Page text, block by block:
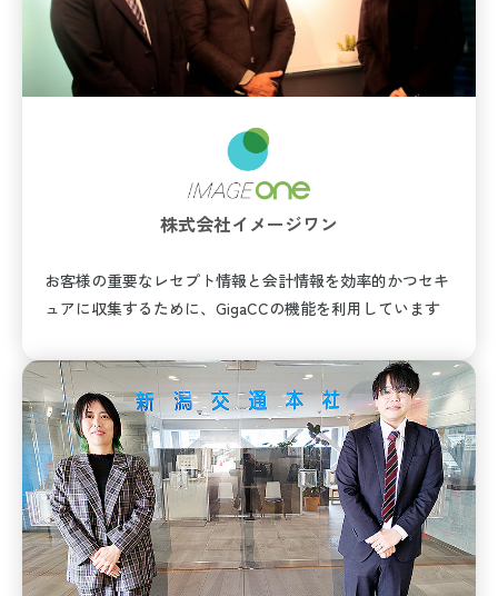
株式会社イメージワン
お客様の重要なレセプト情報と会計情報を効率的かつセキ
ュアに収集するために、GigaCCの機能を利用しています